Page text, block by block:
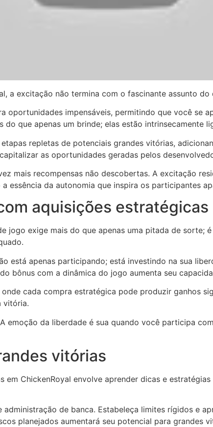
a excitação não termina com o fascinante assunto do
oportunidades impensáveis, permitindo que você se
do que apenas um brinde; elas estão intrinsecamente
repletas de potenciais grandes vitórias,
as oportunidades geradas pelos
mais recompensas não descobertas. A excitação
essência da autonomia que inspira os participantes
aquisições estratégicas
jogo exige mais do que apenas uma pitada de sorte;
está apenas participando; está investindo na sua
bônus com a dinâmica do jogo aumenta seu
cada compra estratégica pode produzir ganhos
vitória.
emoção da liberdade é sua quando você participa
vitórias
em ChickenRoyal envolve aprender dicas e
administração de banca. Estabeleça limites rígidos e
planejados aumentará seu potencial para grandes